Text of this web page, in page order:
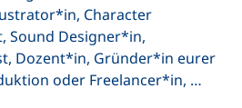
Character
Sound Designer*in,
Dozent*in, Gründer*in eurer
oder Freelancer*in, …